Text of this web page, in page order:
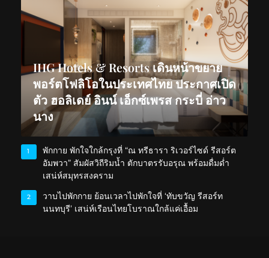
IHG Hotels & Resorts เดินหน้าขยาย
พอร์ตโฟลิโอในประเทศไทย ประกาศเปิด
ตัว ฮอลิเดย์ อินน์ เอ็กซ์เพรส กระบี่ อ่าว
นาง
1
พักกาย พักใจใกล้กรุงที่ “ณ ทรีธารา ริเวอร์ไซด์ รีสอร์ต
อัมพวา” สัมผัสวิถีริมน้ำ ตักบาตรรับอรุณ พร้อมดื่มด่ำ
เสน่ห์สมุทรสงคราม
2
วาบไปพักกาย ย้อนเวลาไปพักใจที่ ‘ทับขวัญ รีสอร์ท
นนทบุรี’ เสน่ห์เรือนไทยโบราณใกล้แค่เอื้อม